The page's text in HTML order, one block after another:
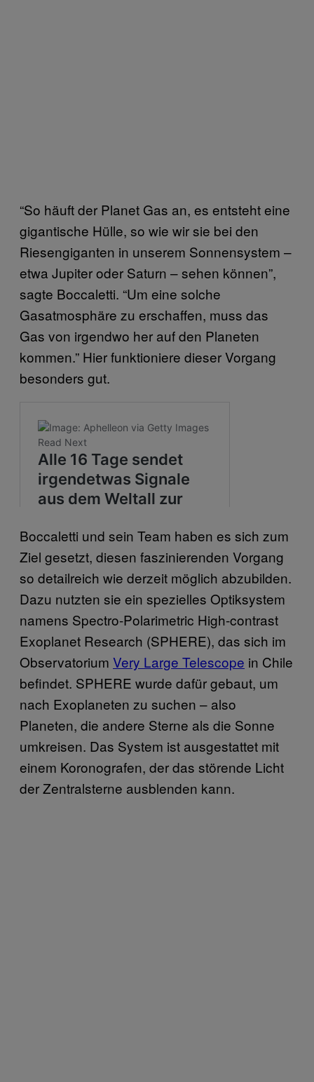
“So häuft der Planet Gas an, es entsteht eine
gigantische Hülle, so wie wir sie bei den
Riesengiganten in unserem Sonnensystem –
etwa Jupiter oder Saturn – sehen können”,
sagte Boccaletti. “Um eine solche
Gasatmosphäre zu erschaffen, muss das
Gas von irgendwo her auf den Planeten
kommen.” Hier funktioniere dieser Vorgang
besonders gut.
Boccaletti und sein Team haben es sich zum
Ziel gesetzt, diesen faszinierenden Vorgang
so detailreich wie derzeit möglich abzubilden.
Dazu nutzten sie ein spezielles Optiksystem
namens Spectro-Polarimetric High-contrast
Exoplanet Research (SPHERE), das sich im
Observatorium Very Large Telescope in Chile
befindet. SPHERE wurde dafür gebaut, um
nach Exoplaneten zu suchen – also
Planeten, die andere Sterne als die Sonne
umkreisen. Das System ist ausgestattet mit
einem Koronografen, der das störende Licht
der Zentralsterne ausblenden kann.